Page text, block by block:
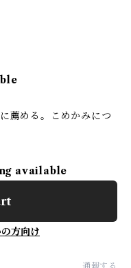
薦める。こめかみにつ
available
方向け
通報する